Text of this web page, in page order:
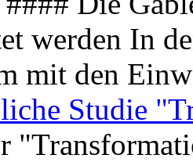
werden In
mit den
Studie